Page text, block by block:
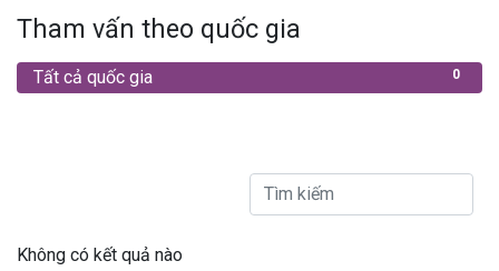
Tham vấn theo quốc gia
0
Tất cả quốc gia
Không có kết quả nào